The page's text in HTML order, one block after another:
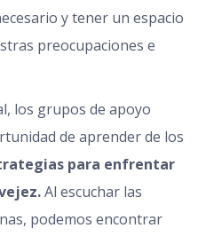
y tener un espacio
preocupaciones e
los grupos de apoyo
de aprender de los
para enfrentar
Al escuchar las
podemos encontrar